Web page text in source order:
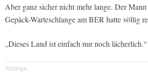
Aber ganz sicher nicht mehr lange. Der
Gepäck-Warteschlange am BER hatte völlig
„Dieses Land ist einfach nur noch lächerlich.“
Anzeige